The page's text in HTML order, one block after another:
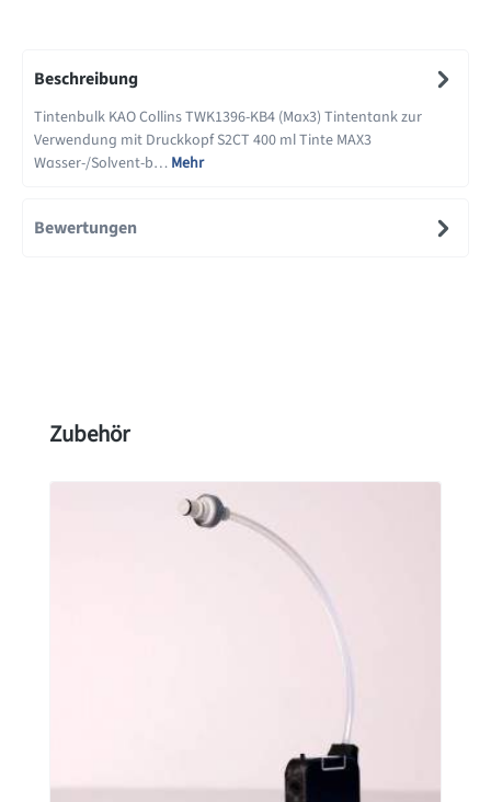
Beschreibung
Tintenbulk KAO Collins TWK1396-KB4 (Max3) Tintentank zur
Verwendung mit Druckkopf S2CT 400 ml Tinte MAX3
Wasser-/Solvent-b… Mehr
Bewertungen
Produktgalerie überspringen
Zubehör